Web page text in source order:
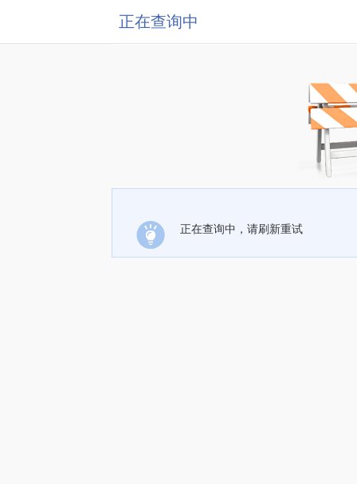
正在查询中
正在查询中，请刷新重试